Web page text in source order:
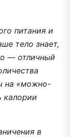
питания и
тело знает,
— отличный
на «можно-
калории
в